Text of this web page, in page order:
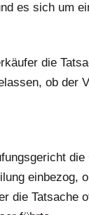
es sich um
die
ob der
die
einbezog,
die Tatsache